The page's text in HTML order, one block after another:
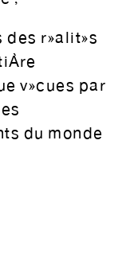
réalités
vécues par
du monde